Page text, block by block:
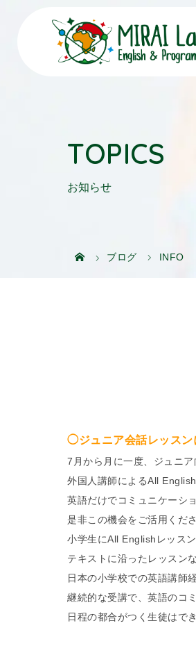
TOPICS
お知らせ
ブログ INFO
◯ジュニア会話レッスン
7月から月に一度、ジュニ
外国人講師によるAll English
英語だけでコミュニケーシ
是非この機会をご活用くだ
小学生にAll Englishレッス
テキストに沿ったレッスン
日本の小学校での英語講師
継続的な受講で、英語のコ
日程の都合がつく生徒はで